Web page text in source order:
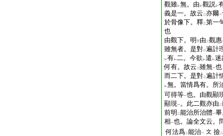
觀雖レ無。由 レ觀説レ
義是一。故云 二亦爾一
於骨像下。釋二第一
也
由觀下。明 下由 二觀惠
雖無者。是對二遍計
レ有レ二。今欲 レ遣 レ迷
何有。故云 二雖無一也
而二下。是對二遍計
レ無。當情爲有。所
可得等一也。由觀顯
顯現一。此二觀亦由 二
前明 二能治所治體一
相一也。論全文云。
何法爲二能治一 文 撿二